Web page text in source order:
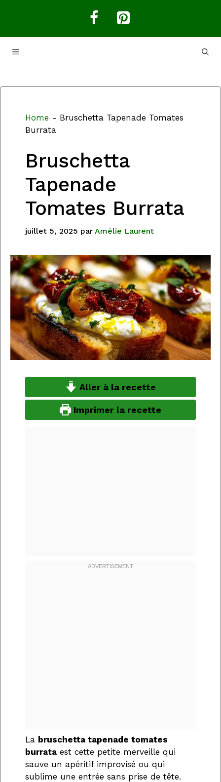
MENU
Home - Bruschetta Tapenade Tomates
Burrata
Bruschetta
Tapenade
Tomates Burrata
juillet 5, 2025 par Amélie Laurent
Aller à la recette
Imprimer la recette
La bruschetta tapenade tomates
burrata est cette petite merveille qui
sauve un apéritif improvisé ou qui
sublime une entrée sans prise de tête.